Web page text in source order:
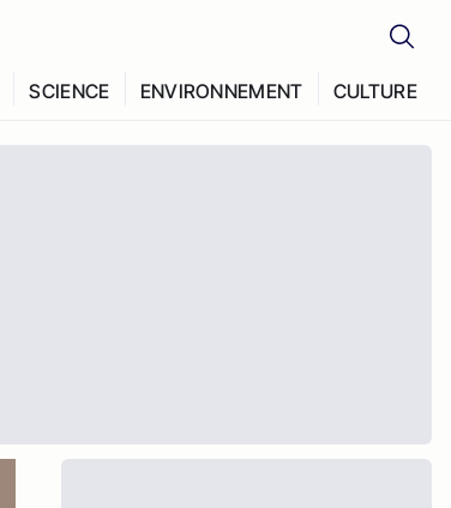
SCIENCE ENVIRONNEMENT CULTURE